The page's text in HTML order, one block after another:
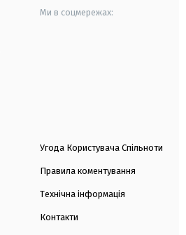
Ми в соцмережах:
Угода Користувача Спільноти
Правила коментування
Технічна інформація
Контакти